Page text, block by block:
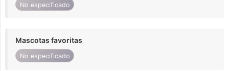
No especificado
Mascotas favoritas
No especificado